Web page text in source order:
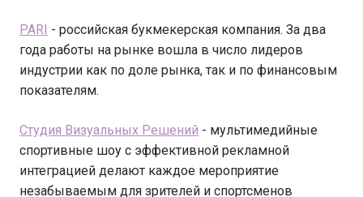
PARI - российская букмекерская компания. За два
года работы на рынке вошла в число лидеров
индустрии как по доле рынка, так и по финансовым
показателям.
Студия Визуальных Решений - мультимедийные
спортивные шоу с эффективной рекламной
интеграцией делают каждое мероприятие
незабываемым для зрителей и спортсменов